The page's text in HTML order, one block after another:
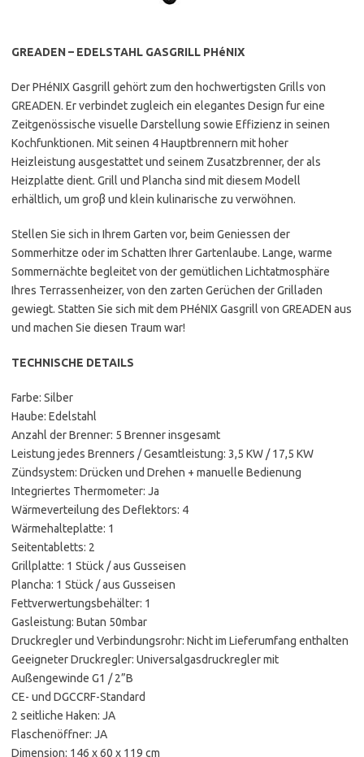
GREADEN – EDELSTAHL GASGRILL PHéNIX
Der PHéNIX Gasgrill gehört zum den hochwertigsten Grills von
GREADEN. Er verbindet zugleich ein elegantes Design fur eine
Zeitgenössische visuelle Darstellung sowie Effizienz in seinen
Kochfunktionen. Mit seinen 4 Hauptbrennern mit hoher
Heizleistung ausgestattet und seinem Zusatzbrenner, der als
Heizplatte dient. Grill und Plancha sind mit diesem Modell
erhältlich, um groβ und klein kulinarische zu verwöhnen.
Stellen Sie sich in Ihrem Garten vor, beim Geniessen der
Sommerhitze oder im Schatten Ihrer Gartenlaube. Lange, warme
Sommernächte begleitet von der gemütlichen Lichtatmosphäre
Ihres Terrassenheizer, von den zarten Gerüchen der Grilladen
gewiegt. Statten Sie sich mit dem PHéNIX Gasgrill von GREADEN aus
und machen Sie diesen Traum war!
TECHNISCHE DETAILS
Farbe: Silber
Haube: Edelstahl
Anzahl der Brenner: 5 Brenner insgesamt
Leistung jedes Brenners / Gesamtleistung: 3,5 KW / 17,5 KW
Zündsystem: Drücken und Drehen + manuelle Bedienung
Integriertes Thermometer: Ja
Wärmeverteilung des Deflektors: 4
Wärmehalteplatte: 1
Seitentabletts: 2
Grillplatte: 1 Stück / aus Gusseisen
Plancha: 1 Stück / aus Gusseisen
Fettverwertungsbehälter: 1
Gasleistung: Butan 50mbar
Druckregler und Verbindungsrohr: Nicht im Lieferumfang enthalten
Geeigneter Druckregler: Universalgasdruckregler mit
Außengewinde G1 / 2”B
CE- und DGCCRF-Standard
2 seitliche Haken: JA
Flaschenöffner: JA
Dimension: 146 x 60 x 119 cm